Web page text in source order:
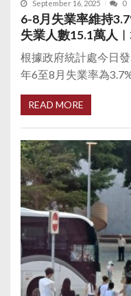
September 16, 2025 0
6-8月失業率維持
失業人數15.1萬人
根據政府統計處今日
年6至8月失業率為3.7%
READ MORE